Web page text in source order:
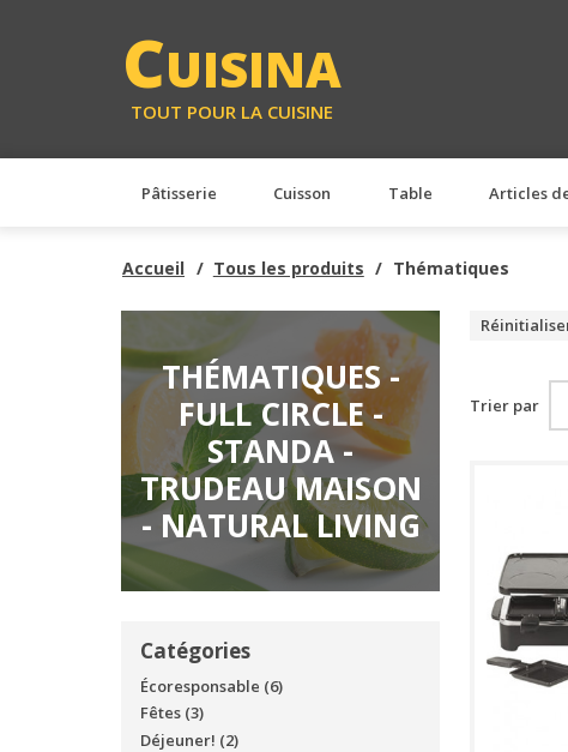
CUISINA
TOUT POUR LA CUISINE
Pâtisserie Cuisson Table Articles
Accueil Tous les produits Thématiques
THÉMATIQUES -
FULL CIRCLE -
STANDA -
TRUDEAU MAISON
- NATURAL LIVING
Catégories
Écoresponsable (6)
Fêtes (3)
Déjeuner! (2)
Trier par